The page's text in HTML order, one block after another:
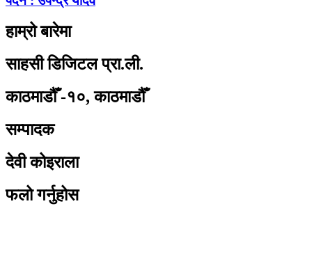
हाम्रो बारेमा
साहसी डिजिटल प्रा.ली.
काठमाडौँ -१०, काठमाडौँ
सम्पादक
देवी कोइराला
फलो गर्नुहोस